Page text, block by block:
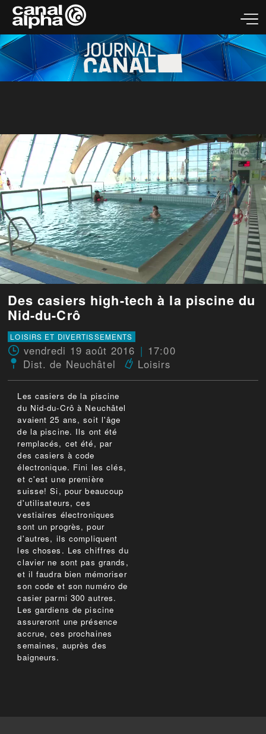
Des casiers high-tech à la piscine du
Nid-du-Crô
LOISIRS ET DIVERTISSEMENTS
vendredi 19 août 2016
17:00
Dist. de Neuchâtel
Loisirs
Les casiers de la piscine
du Nid-du-Crô à Neuchâtel
avaient 25 ans, soit l'âge
de la piscine. Ils ont été
remplacés, cet été, par
des casiers à code
électronique. Fini les clés,
et c'est une première
suisse! Si, pour beaucoup
d'utilisateurs, ces
vestiaires électroniques
sont un progrès, pour
d'autres, ils compliquent
les choses. Les chiffres du
clavier ne sont pas grands,
et il faudra bien mémoriser
son code et son numéro de
casier parmi 300 autres.
Les gardiens de piscine
assureront une présence
accrue, ces prochaines
semaines, auprès des
baigneurs.